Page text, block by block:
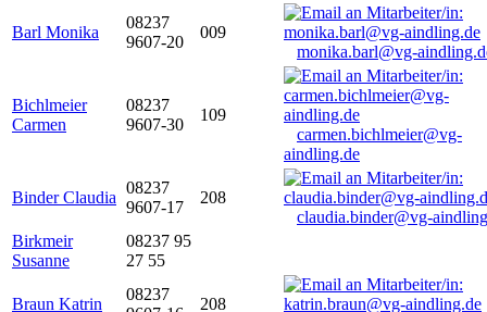
Barl Monika
08237
9607-20
009
monika.barl@vg-
Bichlmeier
Carmen
08237
9607-30
109
carmen.bichlmeier@vg-
aindling.de
Binder Claudia
08237
9607-17
208
claudia.binder@vg-
Birkmeir
Susanne
08237 95
27 55
Braun Katrin
08237
208